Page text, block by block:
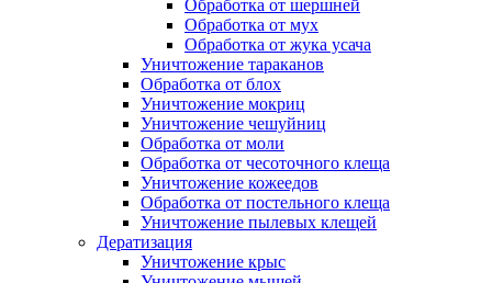
Обработка от шершней
Обработка от мух
Обработка от жука усача
Уничтожение тараканов
Обработка от блох
Уничтожение мокриц
Уничтожение чешуйниц
Обработка от моли
Обработка от чесоточного клеща
Уничтожение кожеедов
Обработка от постельного клеща
Уничтожение пылевых клещей
Дератизация
Уничтожение крыс